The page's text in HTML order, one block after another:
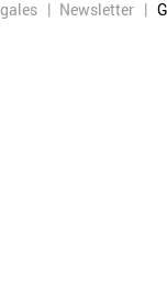
Newsletter